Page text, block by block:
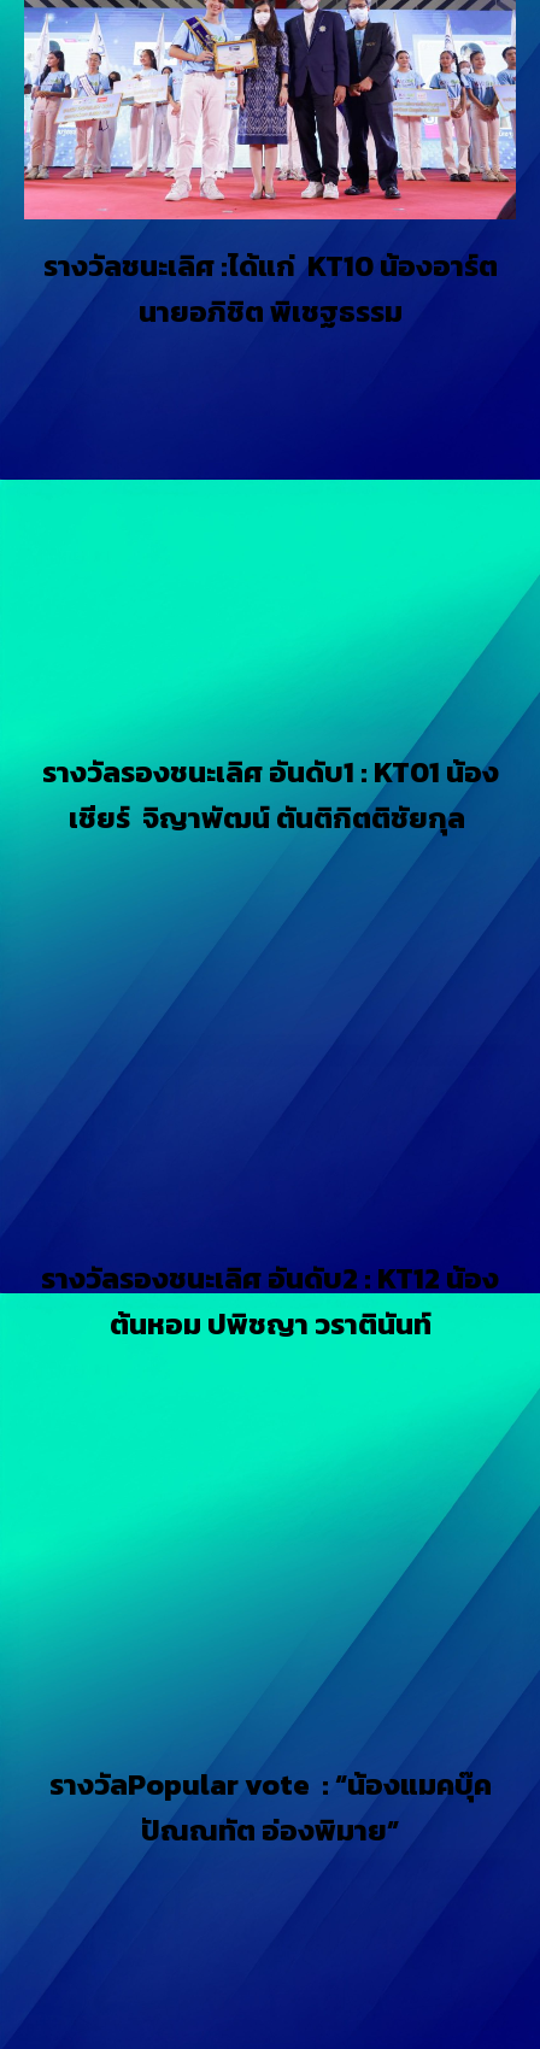
รางวัลชนะเลิศ :ได้แก่ KT10 น้องอาร์ต
นายอภิชิต พิเชฐธรรม
รางวัลรองชนะเลิศ อันดับ1 : KT01 น้อง
เชียร์ จิญาพัฒน์ ตันติกิตติชัยกุล
รางวัลรองชนะเลิศ อันดับ2 : KT12 น้อง
ต้นหอม ปพิชญา วราตินันท์
รางวัลPopular vote : “น้องแมคบุ๊ค
ปัณณทัต อ่องพิมาย”